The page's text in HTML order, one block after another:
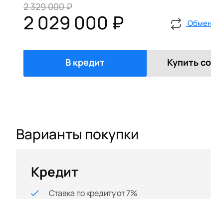
2 329 000 ₽
2 029 000 ₽
В кредит Купить
Варианты покупки
Кредит
Ставка по кредиту от 7%